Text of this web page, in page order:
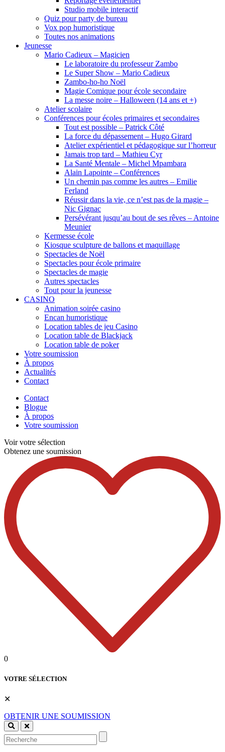
Studio mobile interactif
Quiz pour party de bureau
Vox pop humoristique
Toutes nos animations
Jeunesse
Mario Cadieux – Magicien
Le laboratoire du professeur Zambo
Le Super Show – Mario Cadieux
Zambo-ho-ho Noël
Magie Comique pour école secondaire
La messe noire – Halloween (14 ans et +)
Atelier scolaire
Conférences pour écoles primaires et secondaires
Tout est possible – Patrick Côté
La force du dépassement – Hugo Girard
Atelier expérientiel et pédagogique sur l’horreur
Jamais trop tard – Mathieu Cyr
La Santé Mentale – Michel Mpambara
Alain Lapointe – Conférences
Un chemin pas comme les autres – Emilie
Ferland
Réussir dans la vie, ce n’est pas de la magie –
Nic Gignac
Persévérant jusqu’au bout de ses rêves – Antoine
Meunier
Kermesse école
Kiosque sculpture de ballons et maquillage
Spectacles de Noël
Spectacles pour école primaire
Spectacles de magie
Autres spectacles
Tout pour la jeunesse
CASINO
Animation soirée casino
Encan humoristique
Location tables de jeu Casino
Location table de Blackjack
Location table de poker
Votre soumission
À propos
Actualités
Contact
Contact
Blogue
À propos
Votre soumission
Voir votre sélection
Obtenez une soumission
0
VOTRE SÉLECTION
✕
OBTENIR UNE SOUMISSION